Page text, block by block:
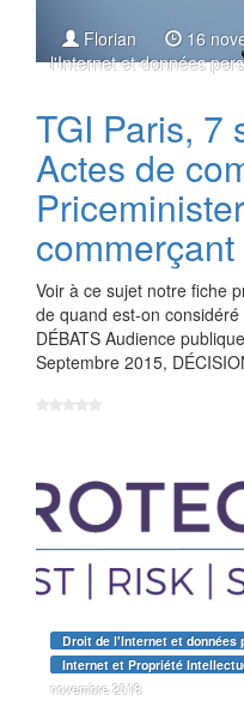
Florian 16
l'Internet et données
TGI Paris, 7
Actes de
Voir à ce sujet notre fiche
de quand est-on
DÉBATS Audience
Septembre 2015,
Droit de l'Internet et données
Internet et Propriété
novembre 2018